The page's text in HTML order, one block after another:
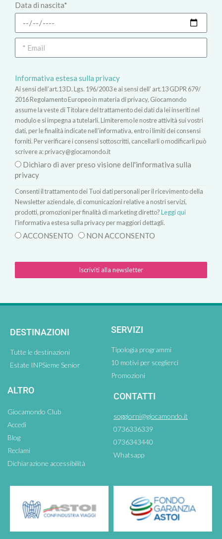
Data di nascita*
Informativa estesa sulla privacy
Ai sensi dell’art.13 D. Lgs. 196/2003 e ai sensi dell’ art.13 GDPR 679/
2016 Regolamento Europeo in materia di privacy, Giocamondo
assume la veste di Titolare del trattamento dei dati da lei inseriti nel
modulo e si impegna a tutelarli. Limiteremo le nostre attività sui vostri
dati, per le finalità indicate nell’informativa, entro i limiti dei consensi
forniti. Per verificare i consensi sottoscritti, cancellarli o modificarli può
scrivere a:privacy@giocamondo.it
Dichiaro di aver preso visione dell'informativa sulla
privacy
Consenti il trattamento dei Tuoi dati personali per il ricevimento della
Newsletter aziendale, di comunicazioni relative a nostri servizi,
prodotti, promozioni per finalità di marketing diretto?Leggi qui
l'informativa estesa sulla privacy per maggiori dettagli.
ACCONSENTO NON ACCONSENTO
Iscriviti alla newsletter
DESTINAZIONI
Tutte le destinazioni
Estate INPSieme Senior
SERVIZI
Tipologia programmi
10 motivi per sceglierci
Promozioni
ALTRO
Giocamondo Club
Accedi
Blog
Reclami
Dichiarazione accessibilità
CONTATTI
soggiorni@giocamondo.it
0736336339
0736343440
Whatsapp